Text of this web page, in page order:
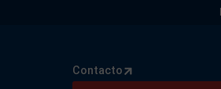
Contacto